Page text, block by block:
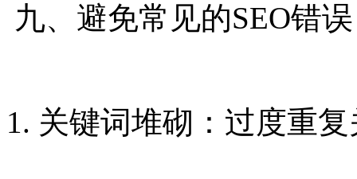
九、避免常见的SEO错误
1. 关键词堆砌：过度重